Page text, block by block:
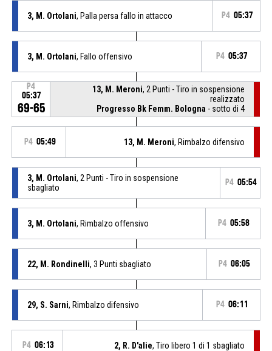
3, M. Ortolani, Palla persa fallo in attacco P4 05:37
3, M. Ortolani, Fallo offensivo P4 05:37
P4
05:37
69-65
13, M. Meroni, 2 Punti - Tiro in sospensione
realizzato
Progresso Bk Femm. Bologna - sotto di 4
P4 05:49 13, M. Meroni, Rimbalzo difensivo
3, M. Ortolani, 2 Punti - Tiro in sospensione
sbagliato
P4 05:54
3, M. Ortolani, Rimbalzo offensivo P4 05:58
22, M. Rondinelli, 3 Punti sbagliato P4 06:05
29, S. Sarni, Rimbalzo difensivo P4 06:11
P4 06:13 2, R. D'alie, Tiro libero 1 di 1 sbagliato